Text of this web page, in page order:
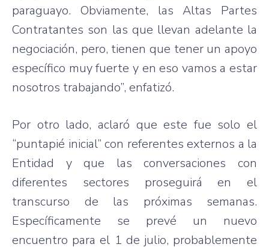
paraguayo. Obviamente, las Altas Partes
Contratantes son las que llevan adelante la
negociación, pero, tienen que tener un apoyo
específico muy fuerte y en eso vamos a estar
nosotros trabajando”, enfatizó.
Por otro lado, aclaró que este fue solo el
“puntapié inicial” con referentes externos a la
Entidad y que las conversaciones con
diferentes sectores proseguirá en el
transcurso de las próximas semanas.
Específicamente se prevé un nuevo
encuentro para el 1 de julio, probablemente